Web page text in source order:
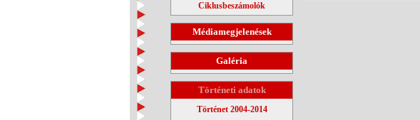
Ciklusbeszámolók
Médiamegjelenések
Galéria
Történeti adatok
Történet 2004-2014